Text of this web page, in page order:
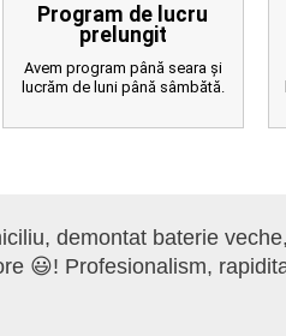
Program de lucru
prelungit
Avem program până seara și
lucrăm de luni până sâmbătă.
demontat baterie
😃! Profesionalism,